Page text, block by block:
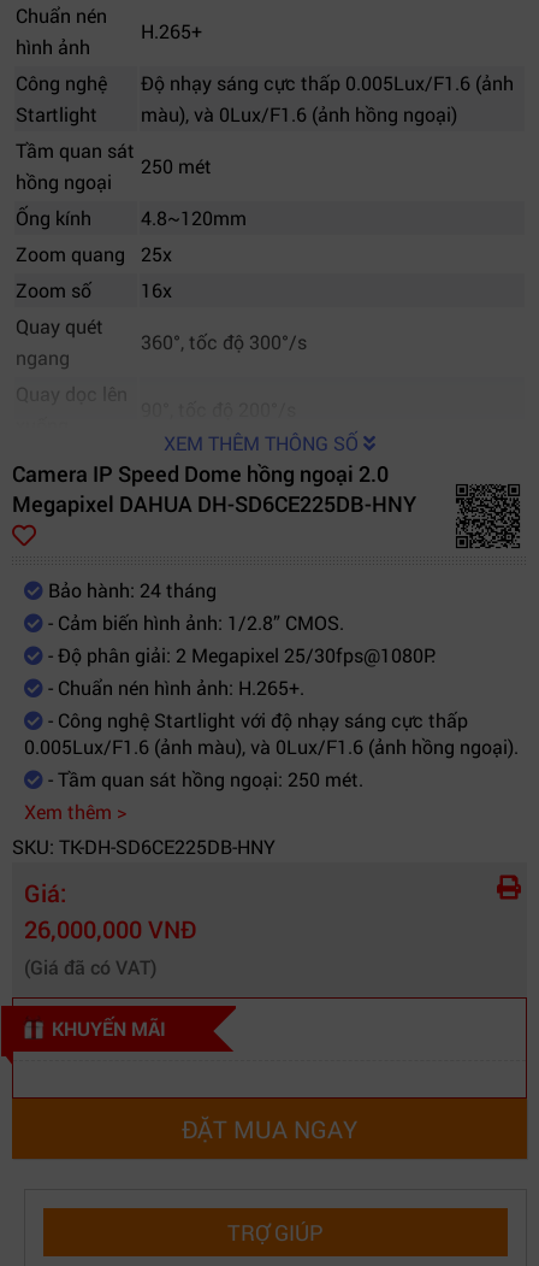
Chuẩn nén
hình ảnh
H.265+
Công nghệ
Startlight
Độ nhạy sáng cực thấp 0.005Lux/F1.6 (ảnh
màu), và 0Lux/F1.6 (ảnh hồng ngoại)
Tầm quan sát
hồng ngoại
250 mét
Ống kính
4.8~120mm
Zoom quang
25x
Zoom số
16x
Quay quét
ngang
360°, tốc độ 300°/s
Quay dọc lên
Hỗ trợ lật
hình
180°
XEM THÊM THÔNG SỐ
Camera IP Speed Dome hồng ngoại 2.0
Megapixel DAHUA DH-SD6CE225DB-HNY
Bảo hành: 24 tháng
- Cảm biến hình ảnh: 1/2.8” CMOS.
- Độ phân giải: 2 Megapixel 25/30fps@1080P.
- Chuẩn nén hình ảnh: H.265+.
- Công nghệ Startlight với độ nhạy sáng cực thấp
0.005Lux/F1.6 (ảnh màu), và 0Lux/F1.6 (ảnh hồng ngoại).
- Tầm quan sát hồng ngoại: 250 mét.
Xem thêm >
SKU: TK-DH-SD6CE225DB-HNY
Giá:
26,000,000 VNĐ
(Giá đã có VAT)
KHUYẾN MÃI
ĐẶT MUA NGAY
TRỢ GIÚP